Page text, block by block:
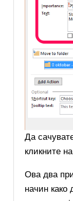
Да
кликните
Ова два
начин како